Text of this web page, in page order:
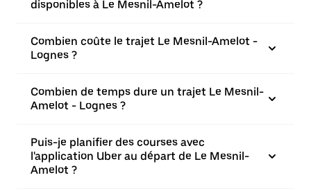
disponibles à Le Mesnil-Amelot ?
Combien coûte le trajet Le Mesnil-Amelot -
Lognes ?
Combien de temps dure un trajet Le Mesnil-
Amelot - Lognes ?
Puis-je planifier des courses avec
l'application Uber au départ de Le Mesnil-
Amelot ?